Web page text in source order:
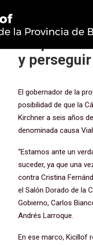
“El
y
El gobernador de la
posibilidad de que la
Kirchner a seis años
denominada causa
“Estamos ante un
suceder, ya que una
contra Cristina
el Salón Dorado de la
Gobierno, Carlos
Andrés Larroque.
En ese marco, Kicillof